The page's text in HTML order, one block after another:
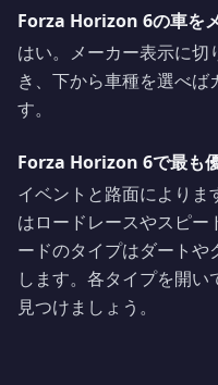
Forza Horizon 6の車を
はい。メーカー表示に
き、下から車種を選べば
す。
Forza Horizon 6で最も
イベントと路面によりま
はロードレースやスピー
ードのタイプはダート
します。各タイプを開
見つけましょう。